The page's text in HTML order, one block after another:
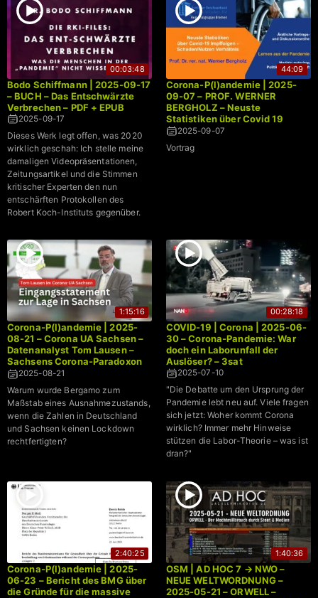
00:03:48
Bodo Schiffmann | 2025-09-17
– BUCH – Das Entschwärzte
Verbrechen – PDF + EPUB
2025-09-17
Dieses Werk legt offen, was 2020
wirklich geschah: Ich stelle meine
damaligen Videopräsentationen,
Zeitungsartikel und die Stimmen
kritischer Experten den nun
entschärften Protokollen des
Robert Koch-Instituts gegenüber.
44:09
Corona-P(l)andemie | 2025-
09-07 – PROF. WERNER
BERGHOLZ – Neuste
Statistiken über Covid 19
Impffolgen – Schaden/Nutzen
2025-09-07
Vortrag
1:15:16
Corona-P(l)andemie | 2025-
08-21 – Corona UA Sachsen –
Datenanalyst Tom Lausen –
Sachsens Corona-Paradoxon
→ Weniger geimpft, weniger
2025-08-21
Warum wurde Bergamo zum
Maßstab eines Ausnahmezustands,
wenn die Zahlen in Deutschland
und Sachsen keinen Lockdown
rechtfertigten?
00:28:18
COVID-19 | Corona | 2025-06-
30 – Corona-Pandemie: War
doch ein Laborunfall der
Auslöser? – 3sat
2025-07-10
"Die Debatte um den Ursprung der
Pandemie lebt neu auf. Viele fragen
sich jetzt: Woher kommt Corona
wirklich? Immer mehr Hinweise
stützen die Labor-Theorie – was ist
dran?"
2:40:25
Corona-P(l)andemie | 2025-
06-23 – Bericht des BMG über
die Gründe für die massive
1:40:36
OSM | AD HOC 7 → NWO –
NEUE WELTWORDNUNG –
2025-05-21 – ORWELL –